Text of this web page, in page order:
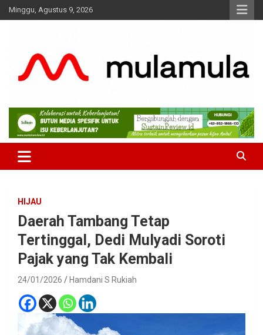
Skip
to
Minggu, Agustus 9, 2026
MulaMula
Medianya para Gen Z
HIJAU
Daerah Tambang Tetap
Tertinggal, Dedi Mulyadi Soroti
Pajak yang Tak Kembali
24/01/2026 Hamdani S Rukiah